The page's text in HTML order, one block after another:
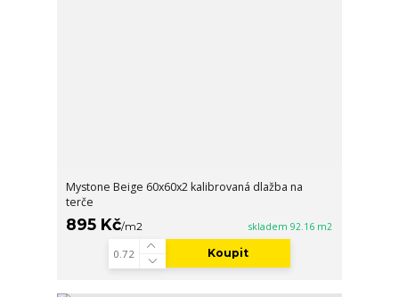
Mystone Beige 60x60x2 kalibrovaná dlažba na
terče
895 Kč/m2 skladem 92.16 m2
Koupit